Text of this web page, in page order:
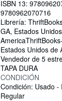
ISBN 13:
9780962070716
Librería:
GA, Estados
America
Estados Unidos de
Vendedor de 5
TAPA DURA
CONDICIÓN
Condición: Usado -
Regular